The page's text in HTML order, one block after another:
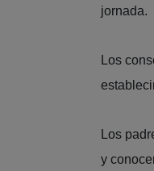
jornada.
Los
Los
y